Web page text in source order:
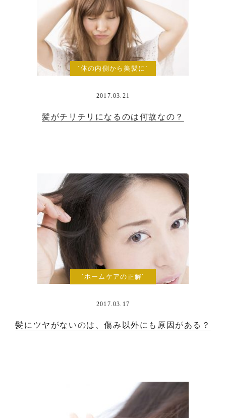
`体の内側から美髪に`
2017.03.21
髪がチリチリになるのは何故なの？
`ホームケアの正解`
2017.03.17
髪にツヤがないのは、傷み以外にも原因がある？